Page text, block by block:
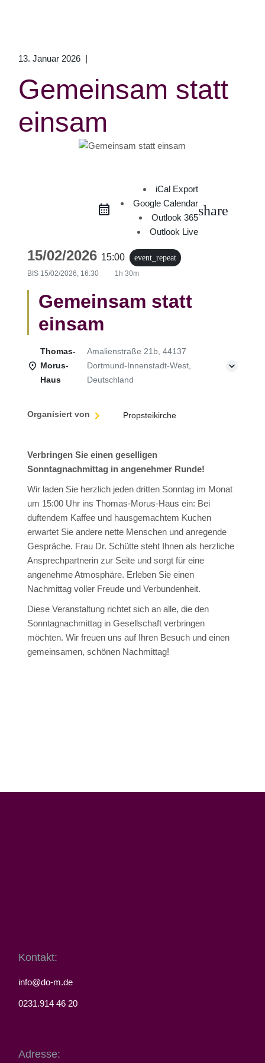
13. Januar 2026
Gemeinsam statt
einsam
iCal Export
Google Calendar
Outlook 365
Outlook Live
share
15/02/2026 15:00 event_repeat
BIS 15/02/2026, 16:30 1h 30m
Gemeinsam statt
einsam
Thomas-
Morus-
Haus
Amalienstraße 21b, 44137
Dortmund-Innenstadt-West,
Deutschland
Organisiert von Propsteikirche
Verbringen Sie einen geselligen
Sonntagnachmittag in angenehmer Runde!
Wir laden Sie herzlich jeden dritten Sonntag im Monat
um 15:00 Uhr ins Thomas-Morus-Haus ein: Bei
duftendem Kaffee und hausgemachtem Kuchen
erwartet Sie andere nette Menschen und anregende
Gespräche. Frau Dr. Schütte steht Ihnen als herzliche
Ansprechpartnerin zur Seite und sorgt für eine
angenehme Atmosphäre. Erleben Sie einen
Nachmittag voller Freude und Verbundenheit.
Diese Veranstaltung richtet sich an alle, die den
Sonntagnachmittag in Gesellschaft verbringen
möchten. Wir freuen uns auf Ihren Besuch und einen
gemeinsamen, schönen Nachmittag!
Kontakt:
info@do-m.de
0231.914 46 20
Adresse: